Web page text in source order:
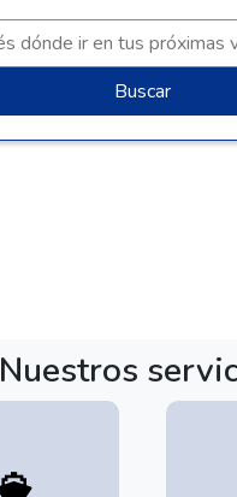
Buscar
Nuestros